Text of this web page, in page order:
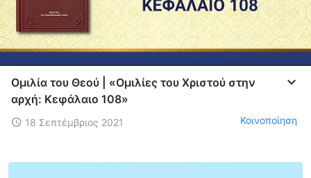
Ομιλία του Θεού | «Ομιλίες του Χριστού στην
αρχή: Κεφάλαιο 108»
18 Σεπτέμβριος 2021 Κοινοποίηση